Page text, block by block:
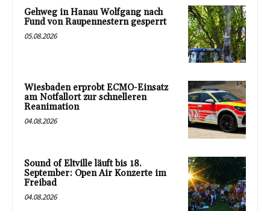
Gehweg in Hanau Wolfgang nach
Fund von Raupennestern gesperrt
05.08.2026
Wiesbaden erprobt ECMO-Einsatz
am Notfallort zur schnelleren
Reanimation
04.08.2026
Sound of Eltville läuft bis 18.
September: Open Air Konzerte im
Freibad
04.08.2026